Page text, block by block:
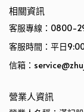
相關資訊
客服專線：0800-
客服時間：平日
信箱：
營業人資訊